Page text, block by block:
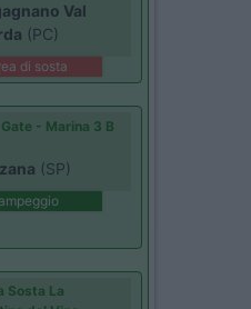
Val
(PC)
di sosta
- Marina 3 B
(SP)
Sosta La